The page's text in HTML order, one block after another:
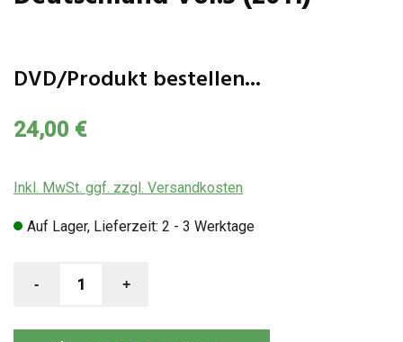
DVD/Produkt bestellen...
24,00 €
Inkl. MwSt. ggf. zzgl. Versandkosten
Auf Lager, Lieferzeit: 2 - 3 Werktage
- 1 +